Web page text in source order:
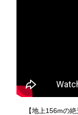
【地上156mの